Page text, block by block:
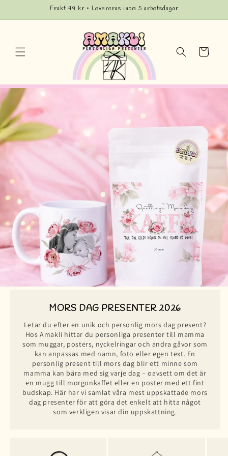
Frakt 49 kr • Levereras inom 5 arbetsdagar
Varukorg
MORS DAG PRESENTER 2026
Letar du efter en unik och personlig mors dag present?
Hos Amakli hittar du personliga presenter till mamma
som muggar, posters, nyckelringar och andra gåvor som
kan anpassas med namn, foto eller egen text. En
personlig present till mors dag blir ett minne som
mamma kan bära med sig varje dag – oavsett om det är
en mugg till morgonkaffet eller en poster med ett fint
budskap. Här har vi samlat våra mest uppskattade mors
dag presenter för att göra det enkelt att hitta något
som verkligen visar din uppskattning.